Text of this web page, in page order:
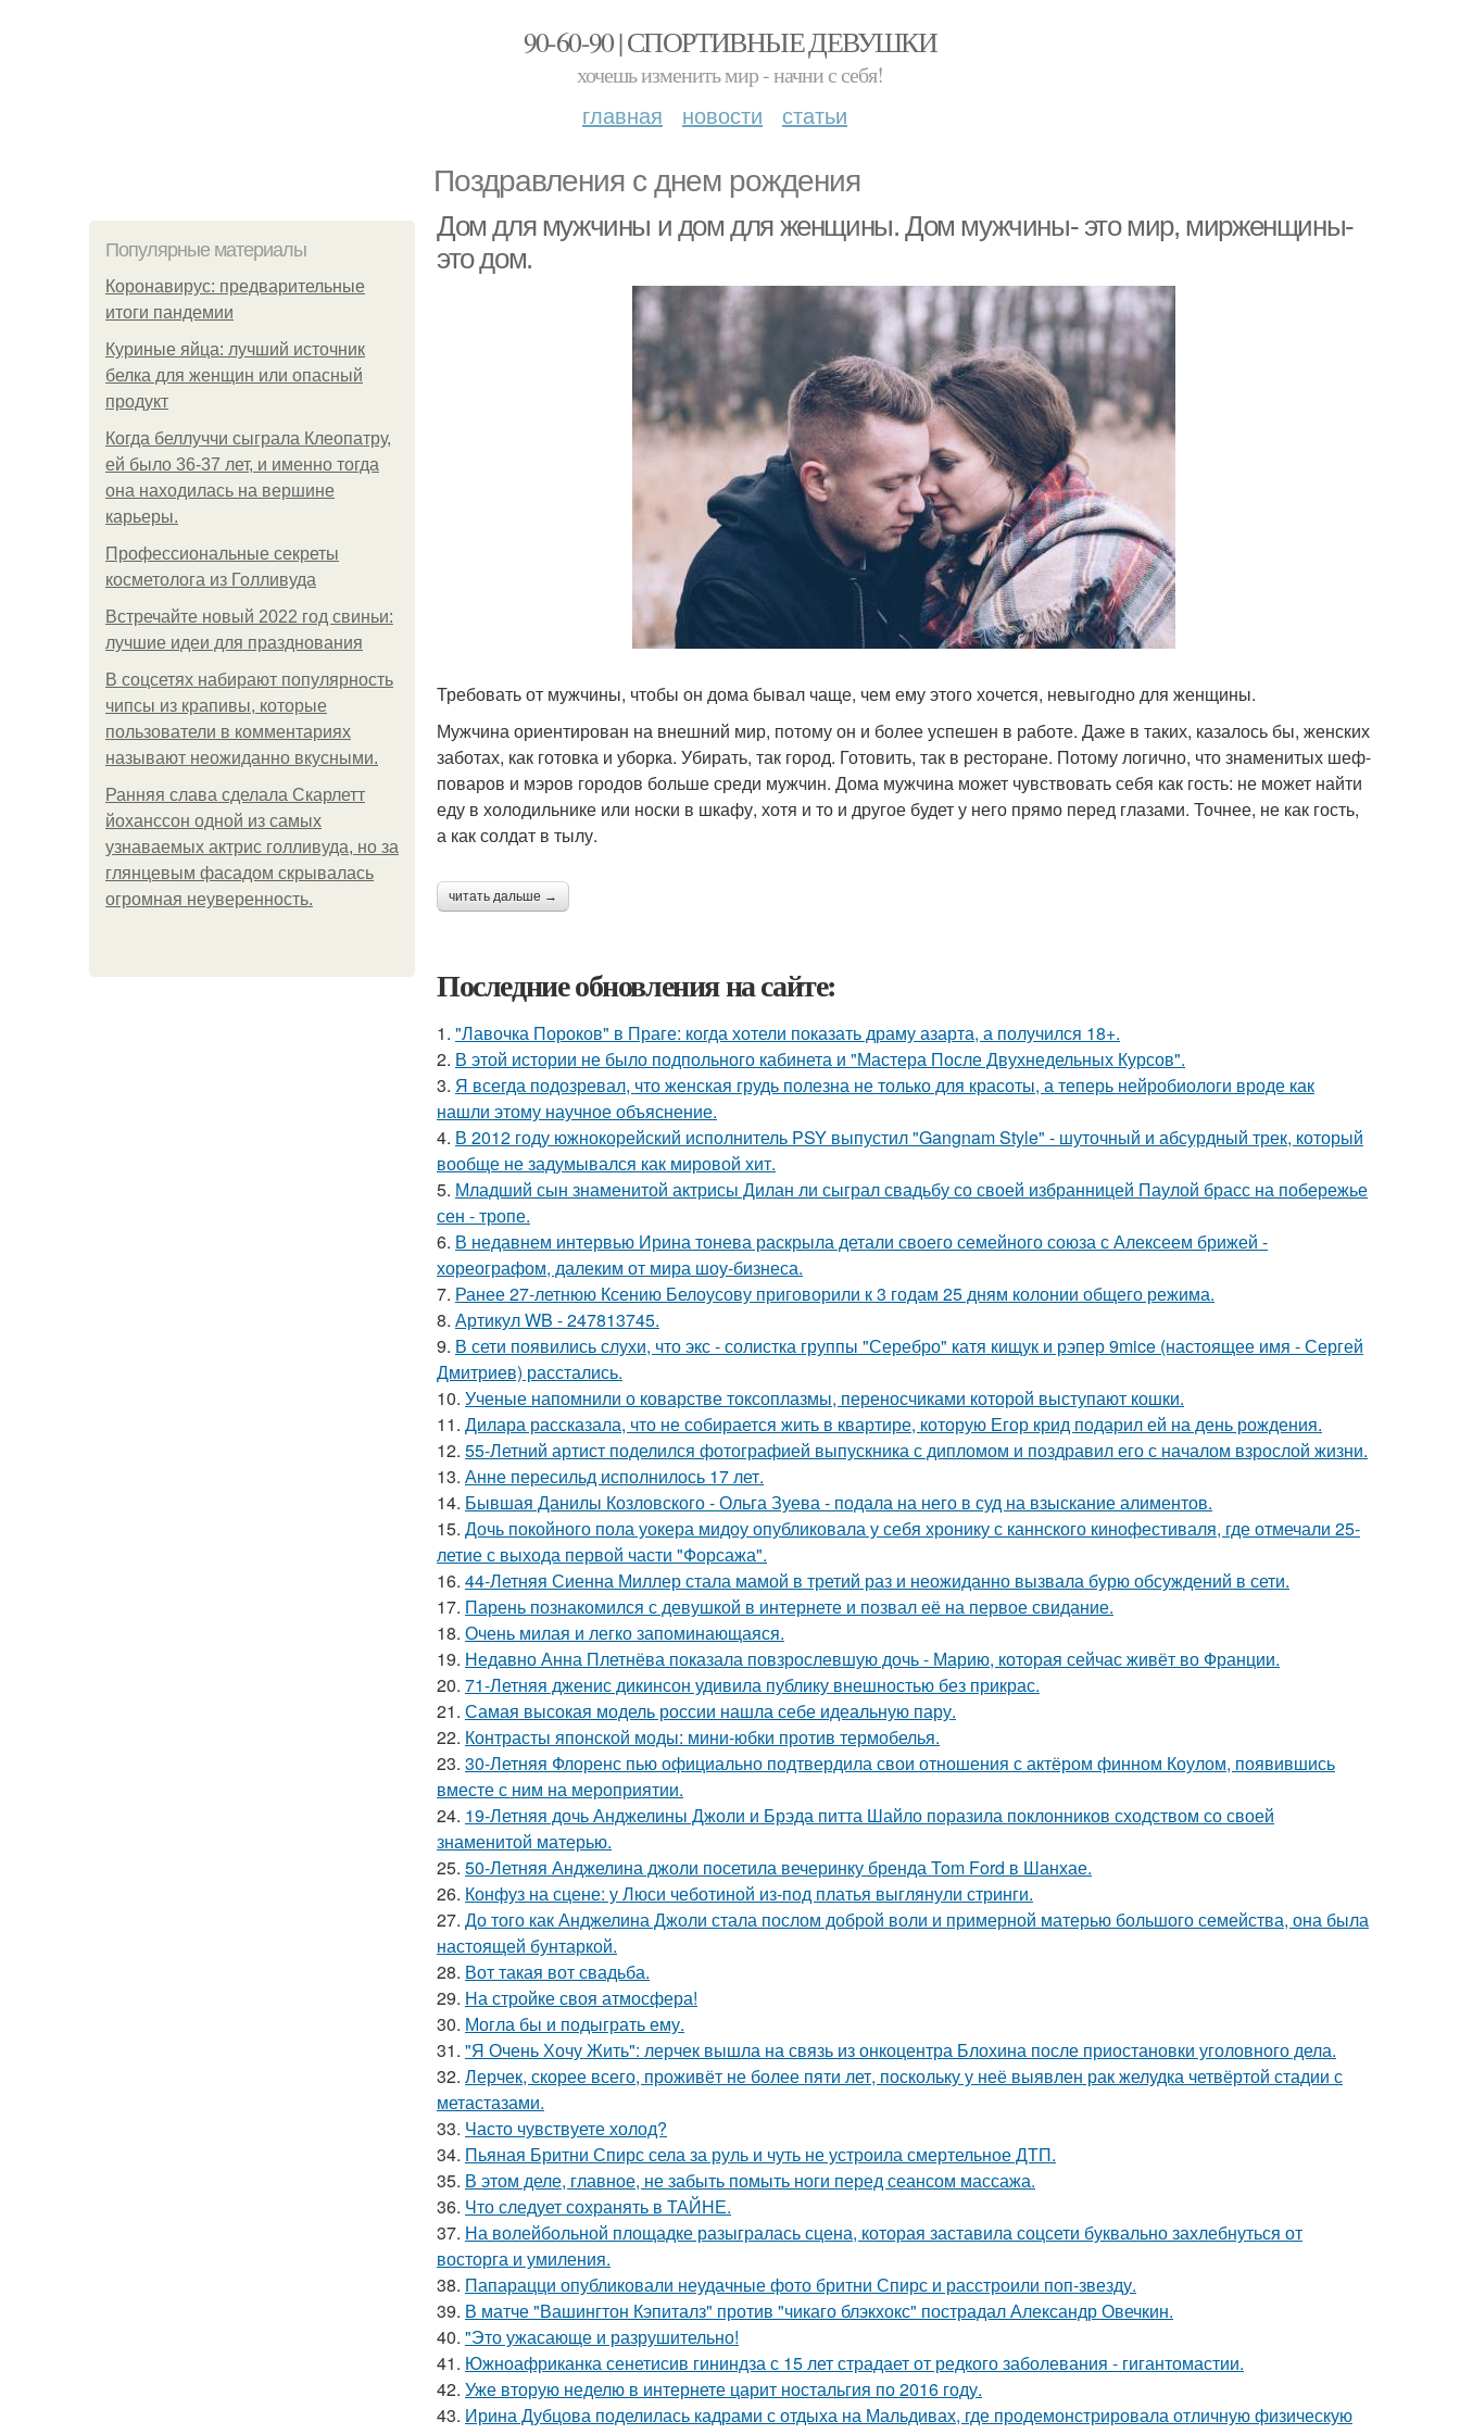
90-60-90 | СПОРТИВНЫЕ ДЕВУШКИ
хочешь изменить мир - начни с себя!
главная новости статьи
Поздравления с днем рождения
Популярные материалы
Коронавирус: предварительные
итоги пандемии
Куриные яйца: лучший источник
белка для женщин или опасный
продукт
Когда беллуччи сыграла Клеопатру,
ей было 36-37 лет, и именно тогда
она находилась на вершине
карьеры.
Профессиональные секреты
косметолога из Голливуда
Встречайте новый 2022 год свиньи:
лучшие идеи для празднования
В соцсетях набирают популярность
чипсы из крапивы, которые
пользователи в комментариях
называют неожиданно вкусными.
Ранняя слава сделала Скарлетт
йоханссон одной из самых
узнаваемых актрис голливуда, но за
глянцевым фасадом скрывалась
огромная неуверенность.
Дом для мужчины и дом для женщины. Дом мужчины- это мир, мирженщины-
это дом.
Требовать от мужчины, чтобы он дома бывал чаще, чем ему этого хочется, невыгодно для женщины.
Мужчина ориентирован на внешний мир, потому он и более успешен в работе. Даже в таких, казалось бы, женских
заботах, как готовка и уборка. Убирать, так город. Готовить, так в ресторане. Потому логично, что знаменитых шеф-
поваров и мэров городов больше среди мужчин. Дома мужчина может чувствовать себя как гость: не может найти
еду в холодильнике или носки в шкафу, хотя и то и другое будет у него прямо перед глазами. Точнее, не как гость,
а как солдат в тылу.
читать дальше →
Последние обновления на сайте:
1. "Лавочка Пороков" в Праге: когда хотели показать драму азарта, а получился 18+.
2. В этой истории не было подпольного кабинета и "Мастера После Двухнедельных Курсов".
3. Я всегда подозревал, что женская грудь полезна не только для красоты, а теперь нейробиологи вроде как
нашли этому научное объяснение.
4. В 2012 году южнокорейский исполнитель PSY выпустил "Gangnam Style" - шуточный и абсурдный трек, который
вообще не задумывался как мировой хит.
5. Младший сын знаменитой актрисы Дилан ли сыграл свадьбу со своей избранницей Паулой брасс на побережье
сен - тропе.
6. В недавнем интервью Ирина тонева раскрыла детали своего семейного союза с Алексеем брижей -
хореографом, далеким от мира шоу-бизнеса.
7. Ранее 27-летнюю Ксению Белоусову приговорили к 3 годам 25 дням колонии общего режима.
8. Артикул WB - 247813745.
9. В сети появились слухи, что экс - солистка группы "Серебро" катя кищук и рэпер 9mice (настоящее имя - Сергей
Дмитриев) расстались.
10. Ученые напомнили о коварстве токсоплазмы, переносчиками которой выступают кошки.
11. Дилара рассказала, что не собирается жить в квартире, которую Егор крид подарил ей на день рождения.
12. 55-Летний артист поделился фотографией выпускника с дипломом и поздравил его с началом взрослой жизни.
13. Анне пересильд исполнилось 17 лет.
14. Бывшая Данилы Козловского - Ольга Зуева - подала на него в суд на взыскание алиментов.
15. Дочь покойного пола уокера мидоу опубликовала у себя хронику с каннского кинофестиваля, где отмечали 25-
летие с выхода первой части "Форсажа".
16. 44-Летняя Сиенна Миллер стала мамой в третий раз и неожиданно вызвала бурю обсуждений в сети.
17. Парень познакомился с девушкой в интернете и позвал её на первое свидание.
18. Очень милая и легко запоминающаяся.
19. Недавно Анна Плетнёва показала повзрослевшую дочь - Марию, которая сейчас живёт во Франции.
20. 71-Летняя дженис дикинсон удивила публику внешностью без прикрас.
21. Самая высокая модель россии нашла себе идеальную пару.
22. Контрасты японской моды: мини-юбки против термобелья.
23. 30-Летняя Флоренс пью официально подтвердила свои отношения с актёром финном Коулом, появившись
вместе с ним на мероприятии.
24. 19-Летняя дочь Анджелины Джоли и Брэда питта Шайло поразила поклонников сходством со своей
знаменитой матерью.
25. 50-Летняя Анджелина джоли посетила вечеринку бренда Tom Ford в Шанхае.
26. Конфуз на сцене: у Люси чеботиной из-под платья выглянули стринги.
27. До того как Анджелина Джоли стала послом доброй воли и примерной матерью большого семейства, она была
настоящей бунтаркой.
28. Вот такая вот свадьба.
29. На стройке своя атмосфера!
30. Могла бы и подыграть ему.
31. "Я Очень Хочу Жить": лерчек вышла на связь из онкоцентра Блохина после приостановки уголовного дела.
32. Лерчек, скорее всего, проживёт не более пяти лет, поскольку у неё выявлен рак желудка четвёртой стадии с
метастазами.
33. Часто чувствуете холод?
34. Пьяная Бритни Спирс села за руль и чуть не устроила смертельное ДТП.
35. В этом деле, главное, не забыть помыть ноги перед сеансом массажа.
36. Что следует сохранять в ТАЙНЕ.
37. На волейбольной площадке разыгралась сцена, которая заставила соцсети буквально захлебнуться от
восторга и умиления.
38. Папарацци опубликовали неудачные фото бритни Спирс и расстроили поп-звезду.
39. В матче "Вашингтон Кэпиталз" против "чикаго блэкхокс" пострадал Александр Овечкин.
40. "Это ужасающе и разрушительно!
41. Южноафриканка сенетисив гининдза с 15 лет страдает от редкого заболевания - гигантомастии.
42. Уже вторую неделю в интернете царит ностальгия по 2016 году.
43. Ирина Дубцова поделилась кадрами с отдыха на Мальдивах, где продемонстрировала отличную физическую